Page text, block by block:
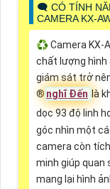
🗨️ CÓ TÍNH
CAMERA KX-
♻️ Camera KX-
chất lượng hình
giám sát trở
®️ nghĩ Đến là
dọc 93 độ linh
góc nhìn một
camera còn
minh giúp quan
mang lại hình